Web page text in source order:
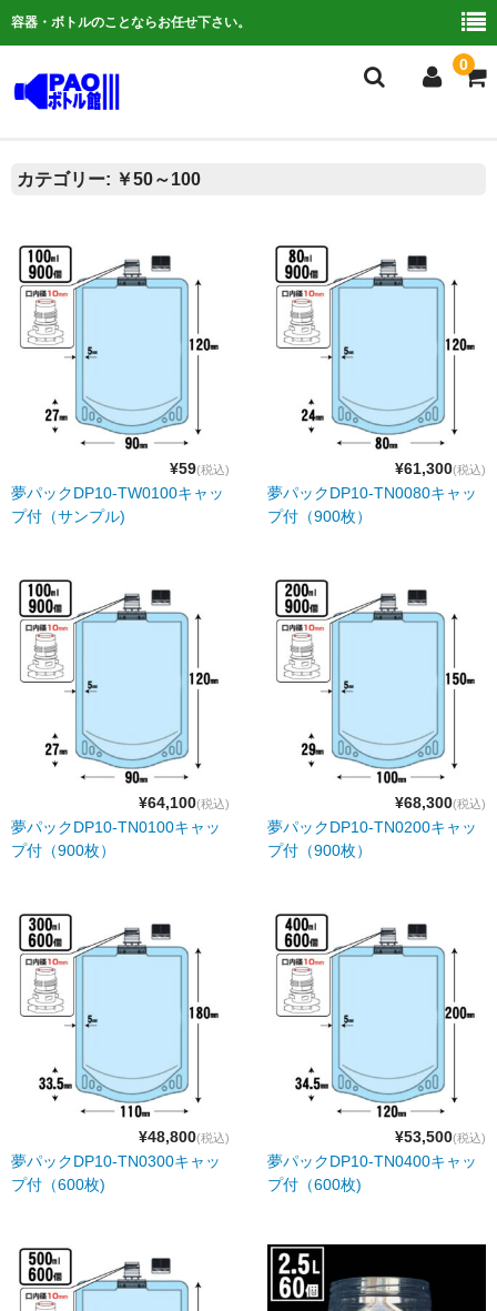
容器・ボトルのことならお任せ下さい。
0
複合検索
よくある質問
容器について
お問い合わせ
カテゴリー: ￥50～100
¥59(税込)
夢パックDP10-TW0100キャッ
プ付（サンプル)
¥61,300(税込)
夢パックDP10-TN0080キャッ
プ付（900枚）
¥64,100(税込)
夢パックDP10-TN0100キャッ
プ付（900枚）
¥68,300(税込)
夢パックDP10-TN0200キャッ
プ付（900枚）
¥48,800(税込)
夢パックDP10-TN0300キャッ
プ付（600枚)
¥53,500(税込)
夢パックDP10-TN0400キャッ
プ付（600枚)